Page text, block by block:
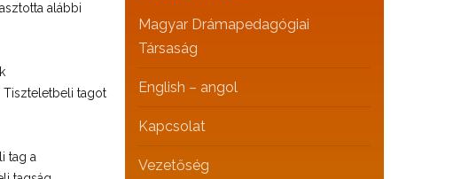
alábbi
Tiszteletbeli tagot
tag a
Magyar Drámapedagógiai
Társaság
English – angol
Kapcsolat
Vezetőség